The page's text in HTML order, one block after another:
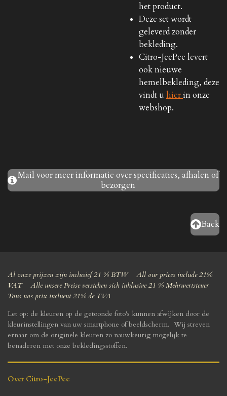
het product.
Deze set wordt
geleverd zonder
bekleding.
Citro-JeePee levert
ook nieuwe
hemelbekleding, deze
vindt uhierin onze
webshop.
Mail voor meer informatie over specificaties, afhalen of
bezorgen
Back
Al onze prijzen zijn inclusief 21 % BTW All our prices include 21%
VAT Alle unsere Preise verstehen sich inklusive 21 % Mehrwertsteuer
Tous nos prix incluent 21% de TVA
Let op: de kleuren op de getoonde foto's kunnen afwijken door de
kleurinstellingen van uw smartphone of beeldscherm. Wij streven
ernaar om de originele kleuren zo nauwkeurig mogelijk te
benaderen met onze bekledingsstoffen.
Over Citro-JeePee